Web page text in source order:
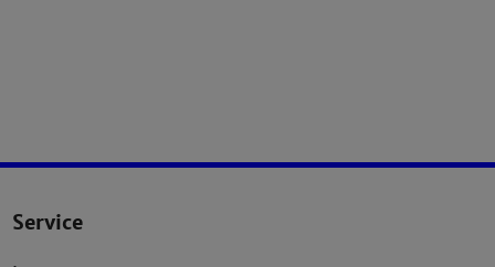
Service